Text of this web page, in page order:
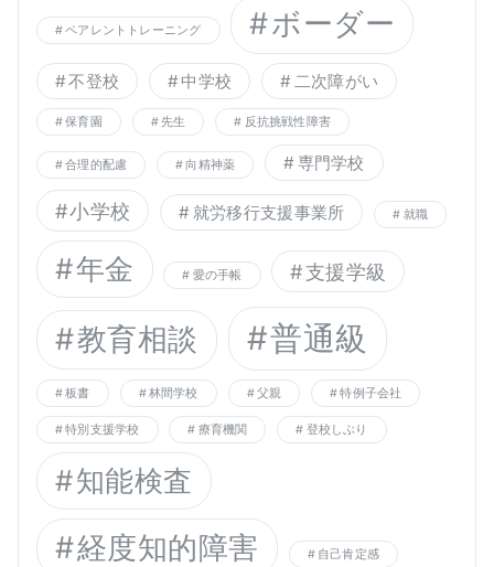
ペアレントトレーニング ボーダー
不登校 中学校 二次障がい
保育園 先生 反抗挑戦性障害
合理的配慮 向精神薬 専門学校
小学校 就労移行支援事業所 就職
年金 愛の手帳 支援学級
教育相談 普通級
板書 林間学校 父親 特例子会社
特別支援学校 療育機関 登校しぶり
知能検査
経度知的障害 自己肯定感